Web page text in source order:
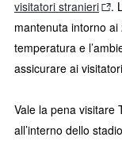
visitatori stranieri
.
mantenuta intorno ai
temperatura e
assicurare ai
Vale la pena visitare
all’interno dello